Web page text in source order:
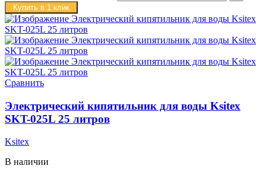
Купить в 1 клик
Сравнить
Электрический кипятильник для воды Ksitex
SKT-025L 25 литров
Ksitex
В наличии